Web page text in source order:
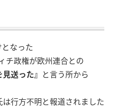
なった
チ政権が欧州連合との
送った』 と言う所から
行方不明と報道されました